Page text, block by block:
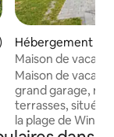
sur la
Hébergement ⋅
umaví
Maison de
Point
Maison de
grand garage,
terrasses, située
la plage de